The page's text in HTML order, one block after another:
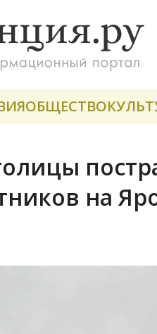
ОБЩЕСТВО
на